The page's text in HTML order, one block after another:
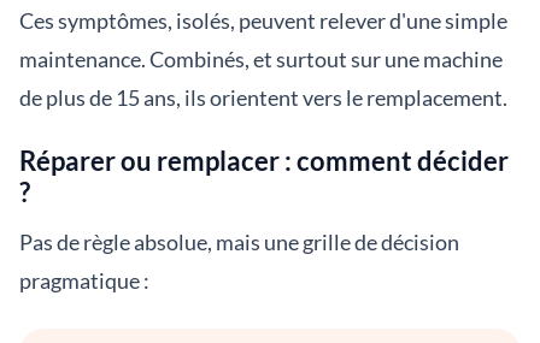
Ces symptômes, isolés, peuvent relever d'une simple
maintenance. Combinés, et surtout sur une machine
de plus de 15 ans, ils orientent vers le remplacement.
Réparer ou remplacer : comment décider
?
Pas de règle absolue, mais une grille de décision
pragmatique :